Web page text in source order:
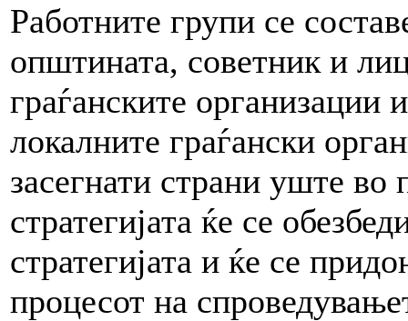
Работните групи се
општината, советник и
граѓанските организации
локалните граѓански
засегнати страни уште во
стратегијата ќе се
стратегијата и ќе се
процесот на